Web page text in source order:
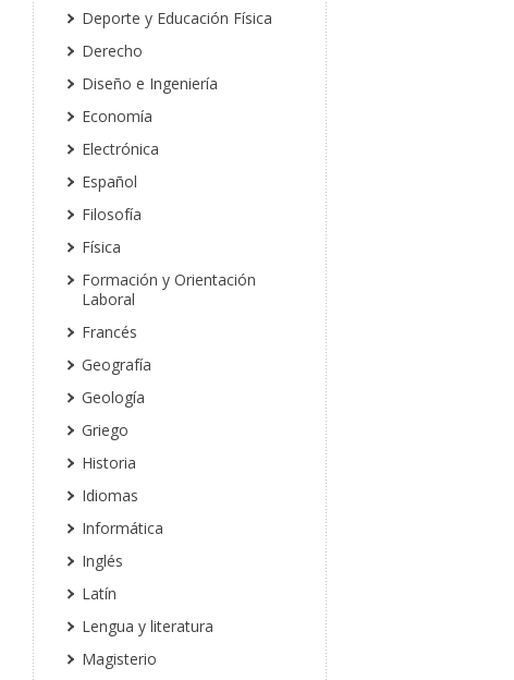
Deporte y Educación Física
Derecho
Diseño e Ingeniería
Economía
Electrónica
Español
Filosofía
Física
Formación y Orientación
Laboral
Francés
Geografía
Geología
Griego
Historia
Idiomas
Informática
Inglés
Latín
Lengua y literatura
Magisterio